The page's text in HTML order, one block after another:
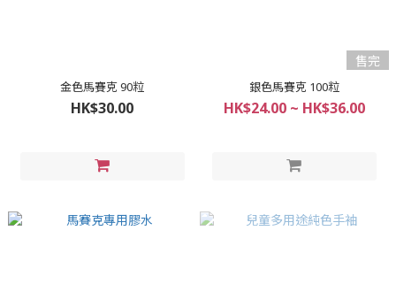
金色馬賽克 90粒
HK$30.00
售完
銀色馬賽克 100粒
HK$24.00 ~ HK$36.00